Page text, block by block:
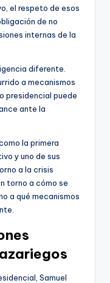
el respeto de esos
de no
internas de la
diferente.
a mecanismos
presidencial puede
ante la
la primera
y uno de sus
a la crisis
torno a cómo se
a qué mecanismos
Samuel